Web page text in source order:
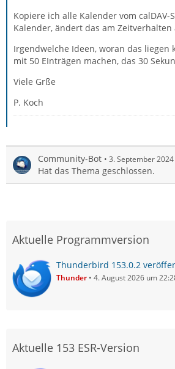
Kopiere ich alle Kalender vom calDAV-
Kalender, ändert das am Zeitverhalten
Irgendwelche Ideen, woran das liegen
mit 50 EInträgen machen, das 30
Viele Grße
P. Koch
Community-Bot 3. September
Hat das Thema geschlossen.
Aktuelle Programmversion
Thunderbird 153.0.2
Thunder 4. August 2026 um
Aktuelle 153 ESR-Version